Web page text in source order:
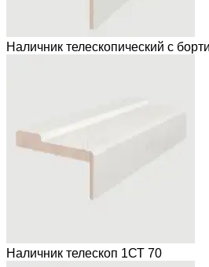
Наличник телескопический с
Наличник телескоп 1СТ 70